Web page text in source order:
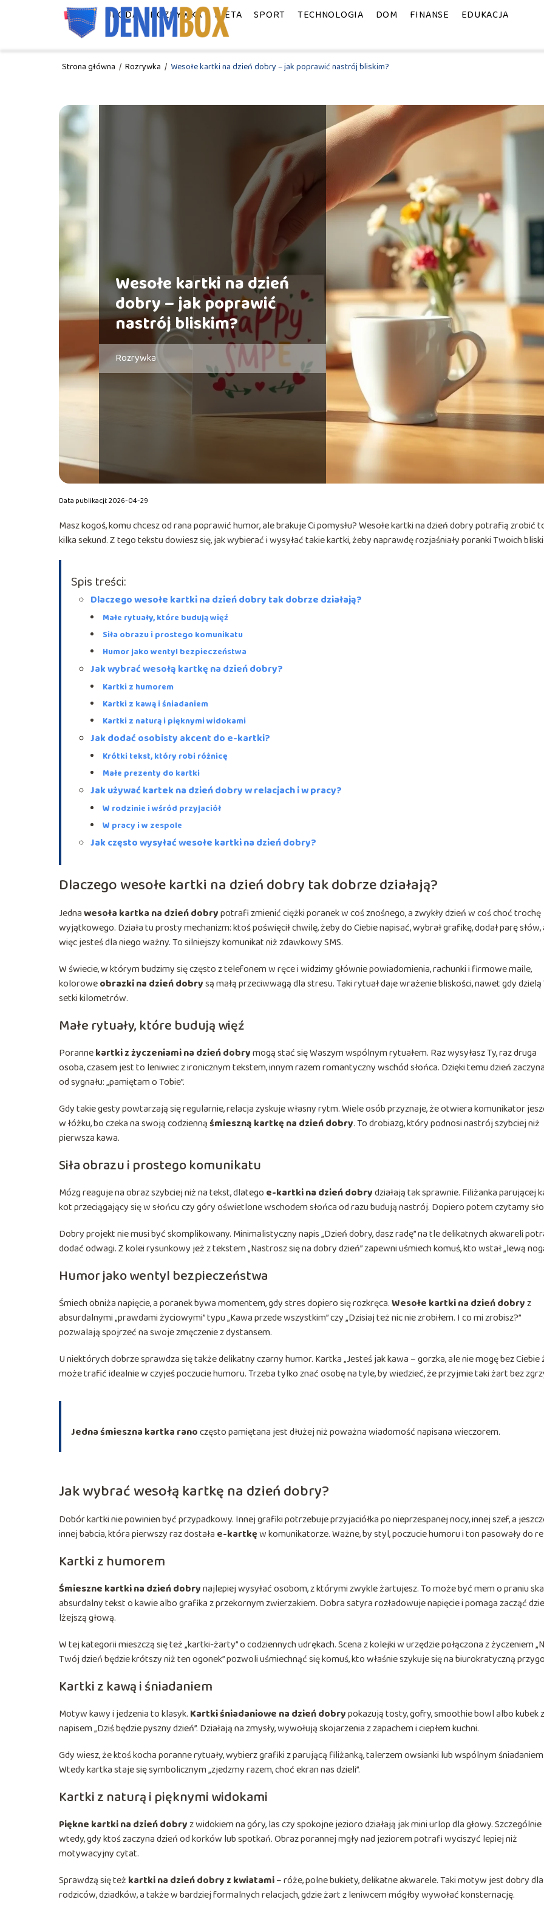
MODA URODA ROZRYWKA DIETA SPORT TECHNOLOGIA DOM FINANSE EDUKACJA
Strona główna / Rozrywka / Wesołe kartki na dzień dobry – jak poprawić nastrój bliskim?
Wesołe kartki na dzień
dobry – jak poprawić
nastrój bliskim?
Rozrywka
Data publikacji: 2026-04-29
Masz kogoś, komu chcesz od rana poprawić humor, ale brakuje Ci pomysłu? Wesołe kartki na dzień dobry potrafią zrobić
kilka sekund. Z tego tekstu dowiesz się, jak wybierać i wysyłać takie kartki, żeby naprawdę rozjaśniały poranki Twoich
Spis treści:
Dlaczego wesołe kartki na dzień dobry tak dobrze działają?
Małe rytuały, które budują więź
Siła obrazu i prostego komunikatu
Humor jako wentyl bezpieczeństwa
Jak wybrać wesołą kartkę na dzień dobry?
Kartki z humorem
Kartki z kawą i śniadaniem
Kartki z naturą i pięknymi widokami
Jak dodać osobisty akcent do e-kartki?
Krótki tekst, który robi różnicę
Małe prezenty do kartki
Jak używać kartek na dzień dobry w relacjach i w pracy?
W rodzinie i wśród przyjaciół
W pracy i w zespole
Jak często wysyłać wesołe kartki na dzień dobry?
Dlaczego wesołe kartki na dzień dobry tak dobrze działają?
Jednawesoła kartka na dzień dobrypotrafi zmienić ciężki poranek w coś znośnego, a zwykły dzień w coś choć trochę
wyjątkowego. Działa tu prosty mechanizm: ktoś poświęcił chwilę, żeby do Ciebie napisać, wybrał grafikę, dodał parę słów,
więc jesteś dla niego ważny. To silniejszy komunikat niż zdawkowy SMS.
W świecie, w którym budzimy się często z telefonem w ręce i widzimy głównie powiadomienia, rachunki i firmowe maile,
koloroweobrazki na dzień dobrysą małą przeciwwagą dla stresu. Taki rytuał daje wrażenie bliskości, nawet gdy dzielą
setki kilometrów.
Małe rytuały, które budują więź
Porannekartki z życzeniami na dzień dobrymogą stać się Waszym wspólnym rytuałem. Raz wysyłasz Ty, raz druga
osoba, czasem jest to leniwiec z ironicznym tekstem, innym razem romantyczny wschód słońca. Dzięki temu dzień
od sygnału: „pamiętam o Tobie”.
Gdy takie gesty powtarzają się regularnie, relacja zyskuje własny rytm. Wiele osób przyznaje, że otwiera komunikator
w łóżku, bo czeka na swoją codziennąśmieszną kartkę na dzień dobry. To drobiazg, który podnosi nastrój szybciej niż
pierwsza kawa.
Siła obrazu i prostego komunikatu
Mózg reaguje na obraz szybciej niż na tekst, dlatego e-kartki na dzień dobrydziałają tak sprawnie. Filiżanka parującej
kot przeciągający się w słońcu czy góry oświetlone wschodem słońca od razu budują nastrój. Dopiero potem czytamy
Dobry projekt nie musi być skomplikowany. Minimalistyczny napis „Dzień dobry, dasz radę” na tle delikatnych akwareli
dodać odwagi. Z kolei rysunkowy jeż z tekstem „Nastrosz się na dobry dzień” zapewni uśmiech komuś, kto wstał „lewą
Humor jako wentyl bezpieczeństwa
Śmiech obniża napięcie, a poranek bywa momentem, gdy stres dopiero się rozkręca.Wesołe kartki na dzień dobryz
absurdalnymi „prawdami życiowymi” typu „Kawa przede wszystkim” czy „Dzisiaj też nic nie zrobiłem. I co mi zrobisz?”
pozwalają spojrzeć na swoje zmęczenie z dystansem.
U niektórych dobrze sprawdza się także delikatny czarny humor. Kartka „Jesteś jak kawa – gorzka, ale nie mogę bez Ciebie
może trafić idealnie w czyjeś poczucie humoru. Trzeba tylko znać osobę na tyle, by wiedzieć, że przyjmie taki żart bez
Jedna śmieszna kartka ranoczęsto pamiętana jest dłużej niż poważna wiadomość napisana wieczorem.
Jak wybrać wesołą kartkę na dzień dobry?
Dobór kartki nie powinien być przypadkowy. Innej grafiki potrzebuje przyjaciółka po nieprzespanej nocy, innej szef, a
innej babcia, która pierwszy raz dostała e-kartkęw komunikatorze. Ważne, by styl, poczucie humoru i ton pasowały do
Kartki z humorem
Śmieszne kartki na dzień dobrynajlepiej wysyłać osobom, z którymi zwykle żartujesz. To może być mem o praniu
absurdalny tekst o kawie albo grafika z przekornym zwierzakiem. Dobra satyra rozładowuje napięcie i pomaga zacząć
lżejszą głową.
W tej kategorii mieszczą się też „kartki-żarty” o codziennych udrękach. Scena z kolejki w urzędzie połączona z życzeniem
Twój dzień będzie krótszy niż ten ogonek” pozwoli uśmiechnąć się komuś, kto właśnie szykuje się na biurokratyczną
Kartki z kawą i śniadaniem
Motyw kawy i jedzenia to klasyk. Kartki śniadaniowe na dzień dobrypokazują tosty, gofry, smoothie bowl albo kubek z
napisem „Dziś będzie pyszny dzień”. Działają na zmysły, wywołują skojarzenia z zapachem i ciepłem kuchni.
Gdy wiesz, że ktoś kocha poranne rytuały, wybierz grafiki z parującą filiżanką, talerzem owsianki lub wspólnym śniadaniem.
Wtedy kartka staje się symbolicznym „zjedzmy razem, choć ekran nas dzieli”.
Kartki z naturą i pięknymi widokami
Piękne kartki na dzień dobryz widokiem na góry, las czy spokojne jezioro działają jak mini urlop dla głowy. Szczególnie
wtedy, gdy ktoś zaczyna dzień od korków lub spotkań. Obraz porannej mgły nad jeziorem potrafi wyciszyć lepiej niż
motywacyjny cytat.
Sprawdzą się też kartki na dzień dobry z kwiatami– róże, polne bukiety, delikatne akwarele. Taki motyw jest dobry dla
rodziców, dziadków, a także w bardziej formalnych relacjach, gdzie żart z leniwcem mógłby wywołać konsternację.